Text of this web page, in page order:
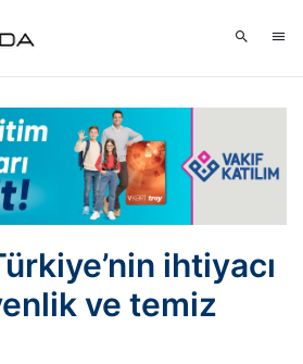
ihtiyacı
ve temiz